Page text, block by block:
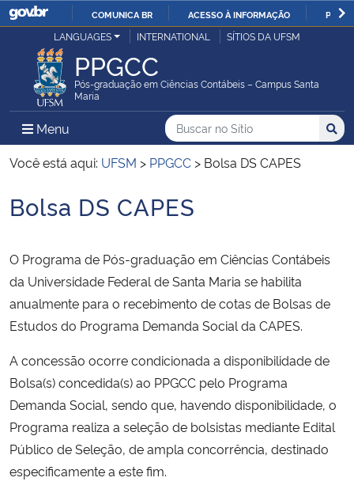
IR
O
COMUNICA BR ACESSO À INFORMAÇÃO
Ministério da Justiça e Segurança Pública
Ministério da Defesa
Ministério das Relações Exteriores
Ministério da Economia
Ministério da Agricultura, Pecuária e Abastecimento
Ministério da Educação
Ministério da Cidadania
Ministério da Saúde
Ministério de Minas e Energia
LANGUAGES INTERNATIONAL SÍTIOS DA UFSM
PPGCC
Pós-graduação em Ciências Contábeis – Campus Santa
Maria
Menu Menu Principal do Sítio
Busca
Buscar no no Sítio
Busca:
Você está aqui: UFSM > PPGCC > Bolsa DS CAPES
Início do conteúdo
Bolsa DS CAPES
O Programa de Pós-graduação em Ciências Contábeis
da Universidade Federal de Santa Maria se habilita
anualmente para o recebimento de cotas de Bolsas de
Estudos do Programa Demanda Social da CAPES.
A concessão ocorre condicionada a disponibilidade de
Bolsa(s) concedida(s) ao PPGCC pelo Programa
Demanda Social, sendo que, havendo disponibilidade, o
Programa realiza a seleção de bolsistas mediante Edital
Público de Seleção, de ampla concorrência, destinado
especificamente a este fim.